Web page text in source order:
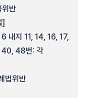
위반
]
내지 11, 14, 16, 17,
48번: 각
법위반